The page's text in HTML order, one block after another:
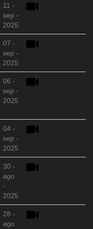
11 -
sep -
2025
07 -
sep -
2025
06 -
sep -
2025
04 -
sep -
2025
30 -
ago
-
2025
28 -
ago